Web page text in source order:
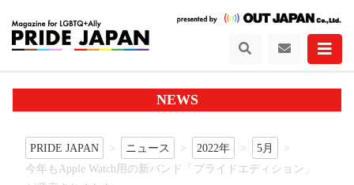
NEWS
PRIDE JAPAN ニュース 2022年
5月
今年もApple Watch用の新バンド「プライドエディション」